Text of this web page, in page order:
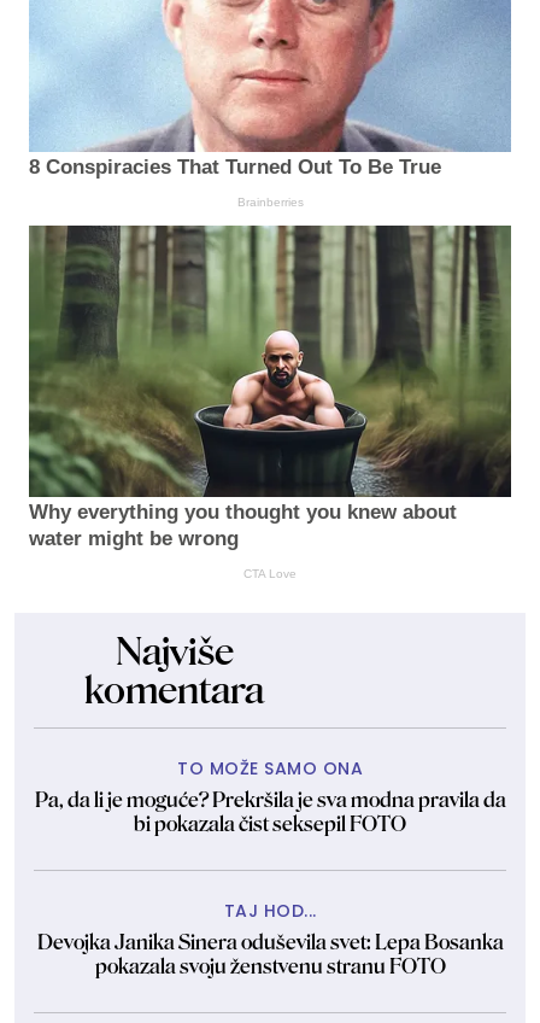
8 Conspiracies That Turned Out To Be True
Brainberries
Why everything you thought you knew about
water might be wrong
CTA Love
Najviše
komentara
TO MOŽE SAMO ONA
Pa, da li je moguće? Prekršila je sva modna pravila da
bi pokazala čist seksepil FOTO
TAJ HOD...
Devojka Janika Sinera oduševila svet: Lepa Bosanka
pokazala svoju ženstvenu stranu FOTO